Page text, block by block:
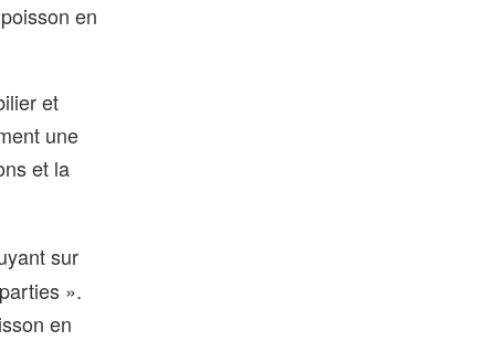
en
et
une
et la
sur
».
en